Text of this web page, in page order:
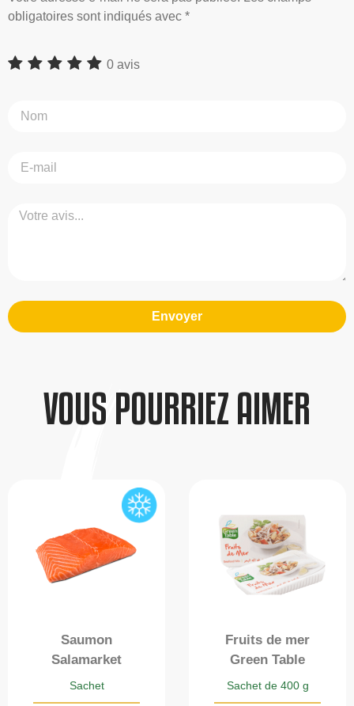
obligatoires sont indiqués avec *
0 avis
Envoyer
VOUS POURRIEZ AIMER
Saumon
Salamarket
Sachet
Fruits de mer
Green Table
Sachet de 400 g